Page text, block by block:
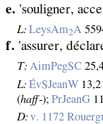
e. 'souligner,
L: LeysAm2A
f. 'assurer,
T: AimPegSC
L: ÉvSJeanW
(haff‑);PrJeanG
D: v. 1172